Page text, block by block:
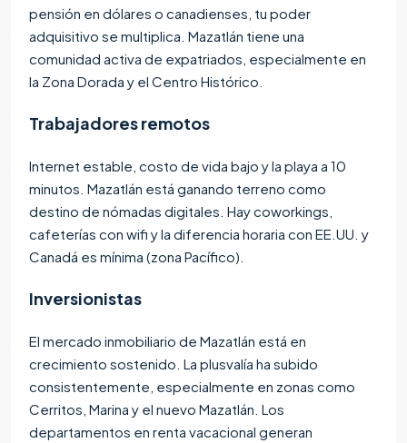
pensión en dólares o canadienses, tu poder
adquisitivo se multiplica. Mazatlán tiene una
comunidad activa de expatriados, especialmente en
la Zona Dorada y el Centro Histórico.
Trabajadores remotos
Internet estable, costo de vida bajo y la playa a 10
minutos. Mazatlán está ganando terreno como
destino de nómadas digitales. Hay coworkings,
cafeterías con wifi y la diferencia horaria con EE.UU. y
Canadá es mínima (zona Pacífico).
Inversionistas
El mercado inmobiliario de Mazatlán está en
crecimiento sostenido. La plusvalía ha subido
consistentemente, especialmente en zonas como
Cerritos, Marina y el nuevo Mazatlán. Los
departamentos en renta vacacional generan